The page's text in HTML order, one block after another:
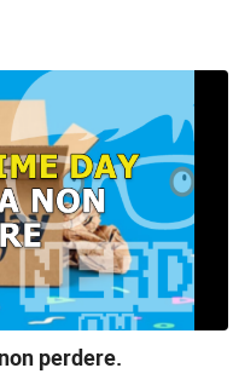
perdere.